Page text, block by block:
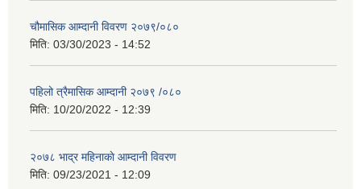
चौमासिक आम्दानी विवरण २०७९/०८०
मिति: 03/30/2023 - 14:52
पहिलो त्रैमासिक आम्दानी २०७९ /०८०
मिति: 10/20/2022 - 12:39
२०७८ भाद्र महिनाकाे आम्दानी विवरण
मिति: 09/23/2021 - 12:09